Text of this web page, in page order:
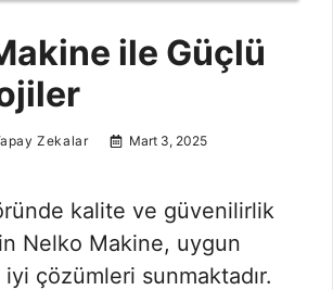
ile Güçlü
Zekalar Mart 3, 2025
kalite ve güvenilirlik
Nelko Makine, uygun
çözümleri sunmaktadır.